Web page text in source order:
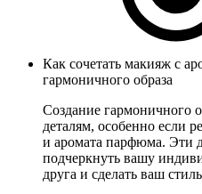
Как сочетать макияж с
гармоничного образа
Создание гармоничного
деталям, особенно если
и аромата парфюма. Эти
подчеркнуть вашу
друга и сделать ваш